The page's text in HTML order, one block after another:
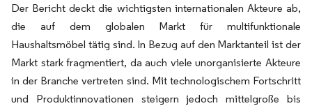
Der Bericht deckt die wichtigsten internationalen Akteure ab,
die auf dem globalen Markt für multifunktionale
Haushaltsmöbel tätig sind. In Bezug auf den Marktanteil ist der
Markt stark fragmentiert, da auch viele unorganisierte Akteure
in der Branche vertreten sind. Mit technologischem Fortschritt
und Produktinnovationen steigern jedoch mittelgroße bis